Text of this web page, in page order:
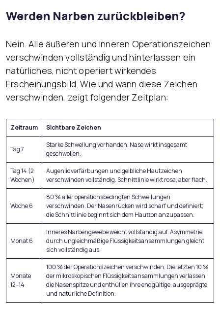
Werden Narben zurückbleiben?
Nein. Alle äußeren und inneren Operationszeichen
verschwinden vollständig und hinterlassen ein
natürliches, nicht operiert wirkendes
Erscheinungsbild. Wie und wann diese Zeichen
verschwinden, zeigt folgender Zeitplan:
Zeitraum Sichtbare Zeichen
Tag 7
Starke Schwellung vorhanden; Nase wirkt insgesamt
geschwollen.
Tag 14 (2
Wochen)
Augenlidverfärbungen und gelbliche Hautzeichen
verschwinden vollständig. Schnittlinie wirkt rosa, aber flach.
Woche 6
80 % aller operationsbedingten Schwellungen
verschwinden. Der Nasenrücken wird scharf und definiert;
die Schnittlinie beginnt sich dem Hautton anzupassen.
Monat 6
Inneres Narbengewebe weicht vollständig auf. Asymmetrie
durch ungleichmäßige Flüssigkeitsansammlungen gleicht
sich vollständig aus.
Monate
12–14
100 % der Operationszeichen verschwinden. Die letzten 10 %
der mikroskopischen Flüssigkeitsansammlungen verlassen
die Nasenspitze und enthüllen ihre endgültige, ausgeprägte
und natürliche Definition.